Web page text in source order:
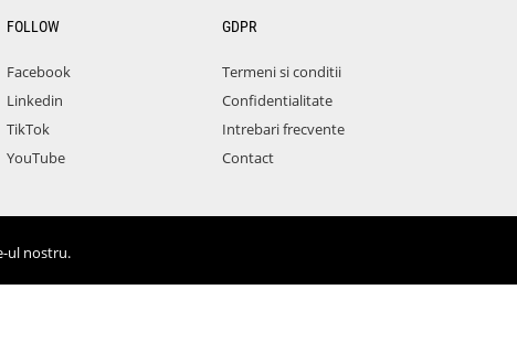
FOLLOW
Facebook
Linkedin
TikTok
YouTube
GDPR
Termeni si conditii
Confidentialitate
Intrebari frecvente
Contact
ul nostru.